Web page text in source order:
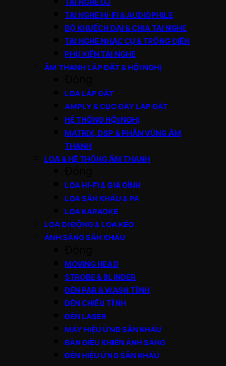
TAI NGHE HI-FI & AUDIOPHILE
BỘ KHUẾCH ĐẠI & CHIA TAI NGHE
TAI NGHE NHẠC CỤ & TRỐNG ĐIỆN
PHỤ KIỆN TAI NGHE
ÂM THANH LẮP ĐẶT & HỘI NGHỊ
LOA LẮP ĐẶT
AMPLY & CỤC ĐẨY LẮP ĐẶT
HỆ THỐNG HỘI NGHỊ
MATRIX, DSP & PHÂN VÙNG ÂM
THANH
LOA & HỆ THỐNG ÂM THANH
LOA HI-FI & GIA ĐÌNH
LOA SÂN KHẤU & PA
LOA KARAOKE
LOA DI ĐỘNG & LOA KÉO
ÁNH SÁNG SÂN KHẤU
MOVING HEAD
STROBE & BLINDER
ĐÈN PAR & WASH TĨNH
ĐÈN CHIẾU TĨNH
ĐÈN LASER
MÁY HIỆU ỨNG SÂN KHẤU
BÀN ĐIỀU KHIỂN ÁNH SÁNG
ĐÈN HIỆU ỨNG SÂN KHẤU